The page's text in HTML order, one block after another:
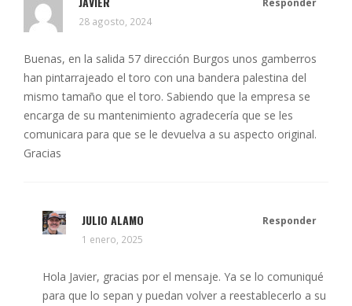
28 agosto, 2024
Buenas, en la salida 57 dirección Burgos unos gamberros
han pintarrajeado el toro con una bandera palestina del
mismo tamaño que el toro. Sabiendo que la empresa se
encarga de su mantenimiento agradecería que se les
comunicara para que se le devuelva a su aspecto original.
Gracias
JULIO ALAMO
1 enero, 2025
Responder
Hola Javier, gracias por el mensaje. Ya se lo comuniqué
para que lo sepan y puedan volver a reestablecerlo a su